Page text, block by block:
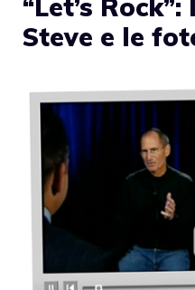
“Let’s
Steve e le